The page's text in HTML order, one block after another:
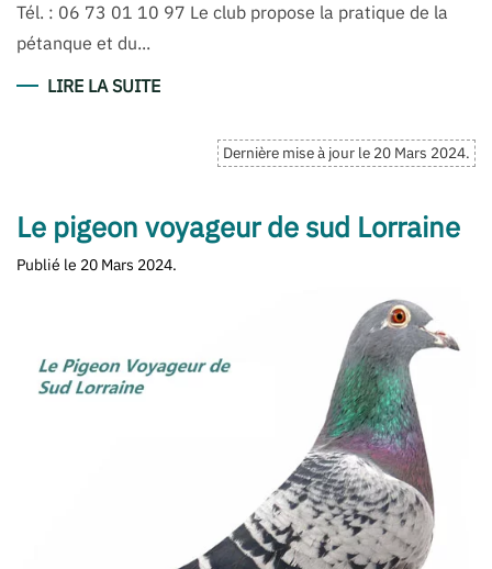
Tél. : 06 73 01 10 97 Le club propose la pratique de la
pétanque et du...
LIRE LA SUITE
Dernière mise à jour le 20 Mars 2024.
Le pigeon voyageur de sud Lorraine
Publié le 20 Mars 2024.